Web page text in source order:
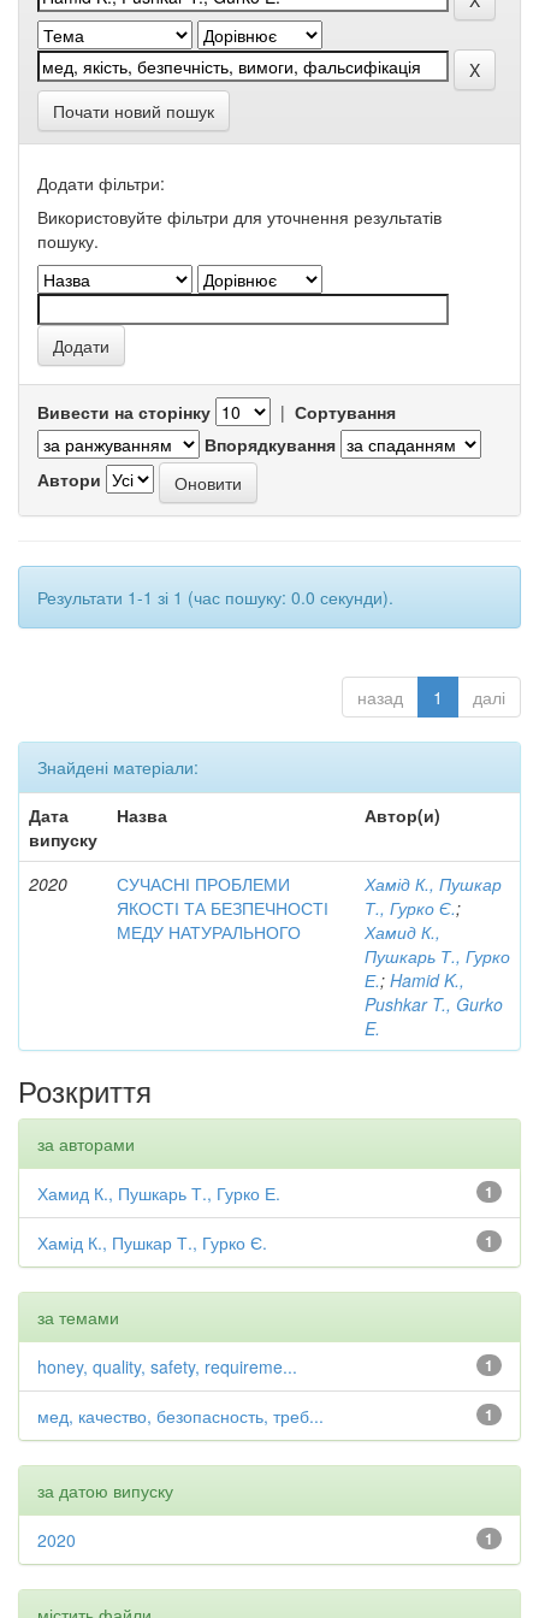
Почати новий пошук
Додати фільтри:
Використовуйте фільтри для уточнення результатів
пошуку.
Вивести на сторінку | Сортування
Впорядкування
Автори
Результати 1-1 зі 1 (час пошуку: 0.0 секунди).
назад 1 далі
Знайдені матеріали:
Дата
випуску
Назва Автор(и)
2020
СУЧАСНІ ПРОБЛЕМИ
ЯКОСТІ ТА БЕЗПЕЧНОСТІ
МЕДУ НАТУРАЛЬНОГО
Хамід К., Пушкар
Т., Гурко Є.;
Хамид К.,
Пушкарь Т., Гурко
Е.; Hamid K.,
Pushkar T., Gurko
E.
Розкриття
за авторами
1
Хамид К., Пушкарь Т., Гурко Е.
1
Хамід К., Пушкар Т., Гурко Є.
за темами
1
honey, quality, safety, requireme...
1
мед, качество, безопасность, треб...
за датою випуску
1
2020